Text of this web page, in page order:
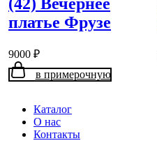
(42) Вечернее
платье Фрузе
9000 ₽
в примерочную
Каталог
О нас
Контакты